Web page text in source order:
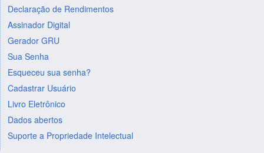
Declaração de Rendimentos
Assinador Digital
Gerador GRU
Sua Senha
Esqueceu sua senha?
Cadastrar Usuário
Livro Eletrônico
Dados abertos
Suporte a Propriedade Intelectual